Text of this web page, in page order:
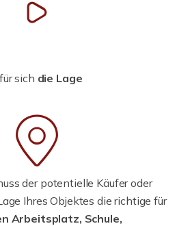
sich die Lage
der potentielle Käufer oder
Ihres Objektes die richtige für
Arbeitsplatz, Schule,